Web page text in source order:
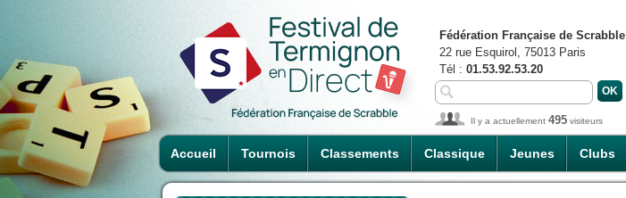
Accueil Tournois Classements Classique Jeunes Clubs
Fédération Française de Scrabble
22 rue Esquirol, 75013 Paris
Tél : 01.53.92.53.20
Il y a actuellement 495 visiteurs